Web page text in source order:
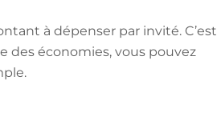
à dépenser par invité. C’est
des économies, vous pouvez